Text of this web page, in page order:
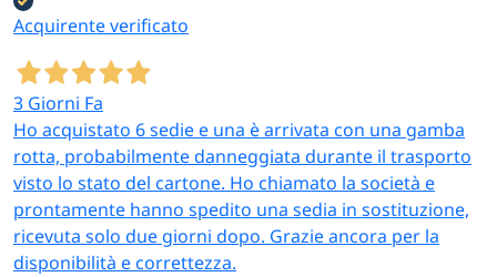
Acquirente verificato
3 Giorni Fa
Ho acquistato 6 sedie e una è arrivata con una gamba
rotta, probabilmente danneggiata durante il trasporto
visto lo stato del cartone. Ho chiamato la società e
prontamente hanno spedito una sedia in sostituzione,
ricevuta solo due giorni dopo. Grazie ancora per la
disponibilità e correttezza.